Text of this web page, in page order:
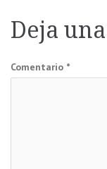
Deja
Comentario *